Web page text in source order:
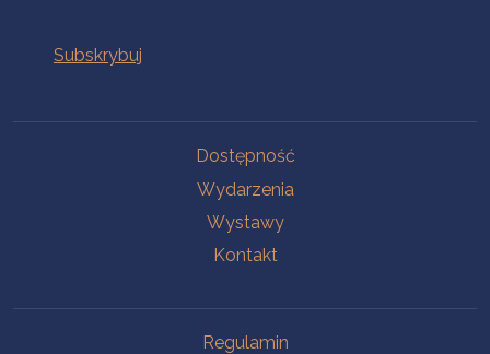
Dostępność
Wydarzenia
Wystawy
Kontakt
Regulamin